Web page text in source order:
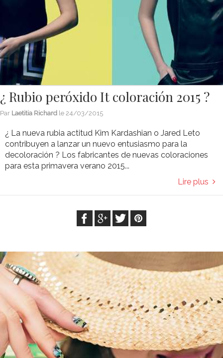
¿ Rubio peróxido It coloración 2015 ?
Par Laetitia Richard le 24/03/2015
¿ La nueva rubia actitud Kim Kardashian o Jared Leto
contribuyen a lanzar un nuevo entusiasmo para la
decoloración ? Los fabricantes de nuevas coloraciones
para esta primavera verano 2015...
Lire plus